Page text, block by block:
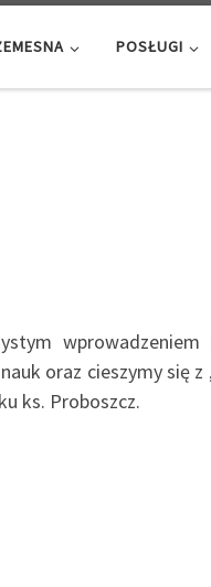
POSŁUGI
oraz cieszymy się z
ks. Proboszcz.